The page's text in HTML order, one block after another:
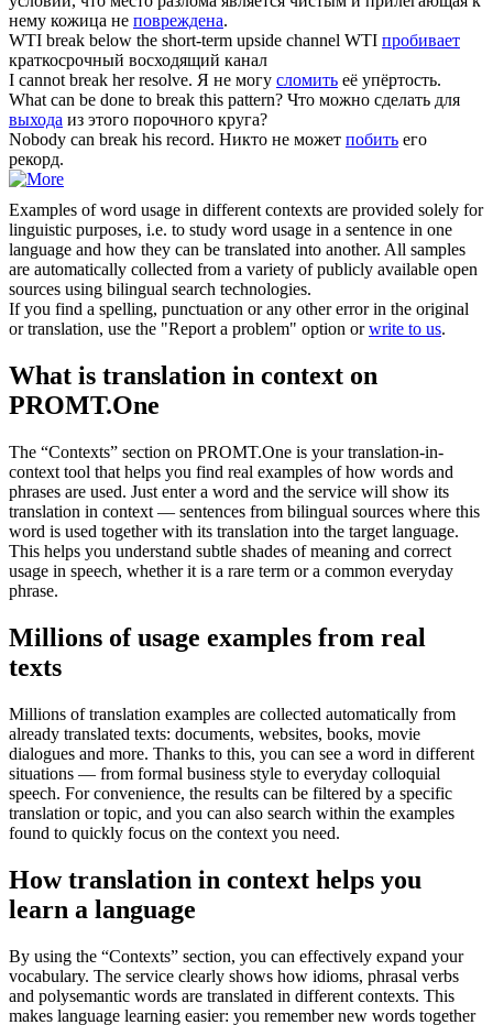
нему кожица не повреждена.
WTI break below the short-term upside channel WTI пробивает
краткосрочный восходящий канал
I cannotbreak her resolve. Я не могу сломить её упёртость.
What can be done to break this pattern? Что можно сделать для
выхода из этого порочного круга?
Nobody can break his record. Никто не может побить его
рекорд.
Examples of word usage in different contexts are provided solely for
linguistic purposes, i.e. to study word usage in a sentence in one
language and how they can be translated into another. All samples
are automatically collected from a variety of publicly available open
sources using bilingual search technologies.
If you find a spelling, punctuation or any other error in the original
or translation, use the "Report a problem" option orwrite to us.
What is translation in context on
PROMT.One
The “Contexts” section on PROMT.One is your translation-in-
context tool that helps you find real examples of how words and
phrases are used. Just enter a word and the service will show its
translation in context — sentences from bilingual sources where this
word is used together with its translation into the target language.
This helps you understand subtle shades of meaning and correct
usage in speech, whether it is a rare term or a common everyday
phrase.
Millions of usage examples from real
texts
Millions of translation examples are collected automatically from
already translated texts: documents, websites, books, movie
dialogues and more. Thanks to this, you can see a word in different
situations — from formal business style to everyday colloquial
speech. For convenience, the results can be filtered by a specific
translation or topic, and you can also search within the examples
found to quickly focus on the context you need.
How translation in context helps you
learn a language
By using the “Contexts” section, you can effectively expand your
vocabulary. The service clearly shows how idioms, phrasal verbs
and polysemantic words are translated in different contexts. This
makes language learning easier: you remember new words together